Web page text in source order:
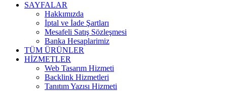
SAYFALAR
Hakkımızda
İptal ve İade Şartları
Mesafeli Satış Sözleşmesi
Banka Hesaplarimiz
TÜM ÜRÜNLER
HİZMETLER
Web Tasarım Hizmeti
Backlink Hizmetleri
Tanıtım Yazısı Hizmeti